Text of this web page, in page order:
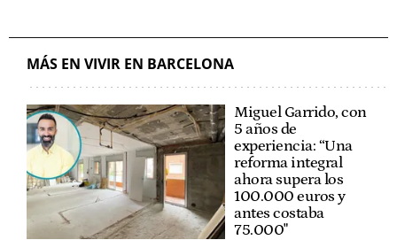
MÁS EN VIVIR EN BARCELONA
Miguel Garrido, con
5 años de
experiencia: “Una
reforma integral
ahora supera los
100.000 euros y
antes costaba
75.000"